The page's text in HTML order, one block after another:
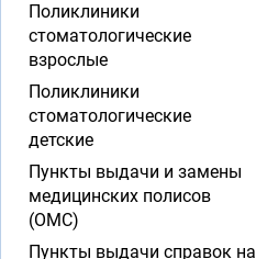
Поликлиники
стоматологические
взрослые
Поликлиники
стоматологические
детские
Пункты выдачи и замены
медицинских полисов
(ОМС)
Пункты выдачи справок на